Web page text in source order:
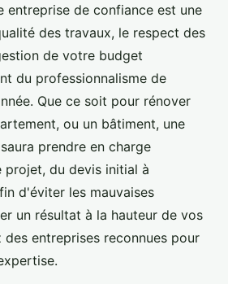
entreprise de confiance est une
des travaux, le respect des
de votre budget
du professionnalisme de
Que ce soit pour rénover
ou un bâtiment, une
prendre en charge
projet, du devis initial à
d'éviter les mauvaises
un résultat à la hauteur de vos
entreprises reconnues pour